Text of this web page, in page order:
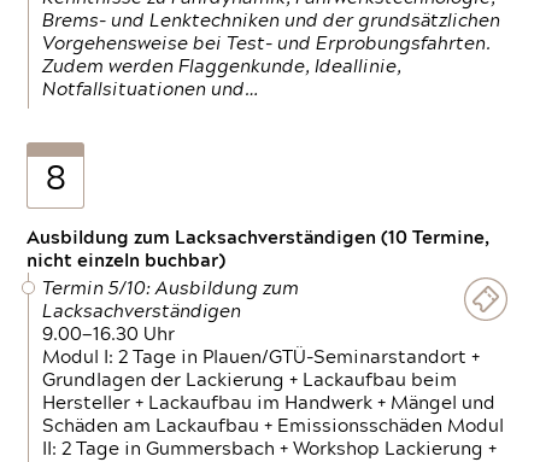
Brems- und Lenktechniken und der grundsätzlichen
Vorgehensweise bei Test- und Erprobungsfahrten.
Zudem werden Flaggenkunde, Ideallinie,
Notfallsituationen und…
8
Ausbildung zum Lacksachverständigen (10 Termine,
nicht einzeln buchbar)
Termin 5/10: Ausbildung zum
Lacksachverständigen
9.00—16.30 Uhr
Modul I: 2 Tage in Plauen/GTÜ-Seminarstandort +
Grundlagen der Lackierung + Lackaufbau beim
Hersteller + Lackaufbau im Handwerk + Mängel und
Schäden am Lackaufbau + Emissionsschäden Modul
II: 2 Tage in Gummersbach + Workshop Lackierung +